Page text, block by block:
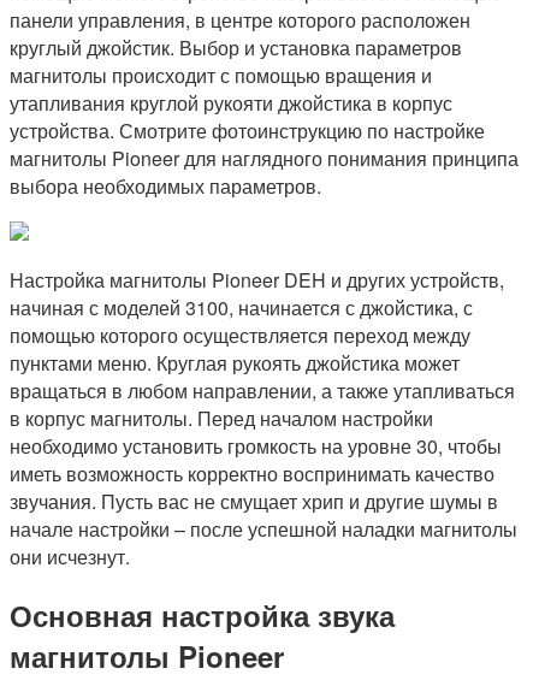
панели управления, в центре которого расположен
круглый джойстик. Выбор и установка параметров
магнитолы происходит с помощью вращения и
утапливания круглой рукояти джойстика в корпус
устройства. Смотрите фотоинструкцию по настройке
магнитолы Pioneer для наглядного понимания принципа
выбора необходимых параметров.
Настройка магнитолы Pioneer DEH и других устройств,
начиная с моделей 3100, начинается с джойстика, с
помощью которого осуществляется переход между
пунктами меню. Круглая рукоять джойстика может
вращаться в любом направлении, а также утапливаться
в корпус магнитолы. Перед началом настройки
необходимо установить громкость на уровне 30, чтобы
иметь возможность корректно воспринимать качество
звучания. Пусть вас не смущает хрип и другие шумы в
начале настройки – после успешной наладки магнитолы
они исчезнут.
Основная настройка звука
магнитолы Pioneer